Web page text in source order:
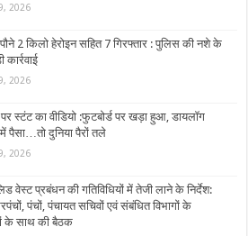
2026
2 किलो हेरोइन सहित 7 गिरफ्तार : पुलिस की नशे के
2026
स्टंट का वीडियो :फुटबोर्ड पर खड़ा हुआ, डायलॉग
पैसा…तो दुनिया पैरों तले
2026
वेस्ट प्रबंधन की गतिविधियों में तेजी लाने के निर्देश:
पंचों, पंचायत सचिवों एवं संबंधित विभागों के
के साथ की बैठक